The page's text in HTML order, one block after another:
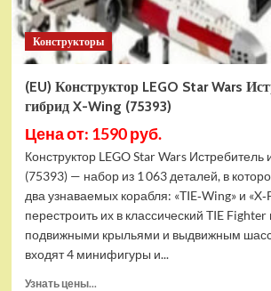
Конструкторы
(EU) Конструктор LEGO Star Wars
гибрид X-Wing (75393)
Цена от: 1590 руб.
Конструктор LEGO Star Wars Истребитель
(75393) — набор из 1 063 деталей, в
два узнаваемых корабля: «TIE‑Wing» и
перестроить их в классический TIE Fighter
подвижными крыльями и выдвижным
входят 4 минифигуры и...
Узнать цены...